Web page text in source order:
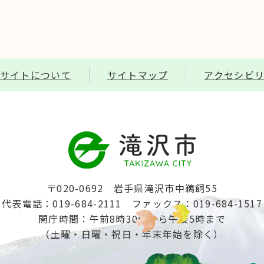
イトについて サイトマップ アクセシビ
〒020-0692 岩手県滝沢市中鵜飼55
代表電話：019-684-2111 ファックス：019-684-1517
開庁時間：午前8時30分から午後5時まで
（土曜・日曜・祝日・年末年始を除く）